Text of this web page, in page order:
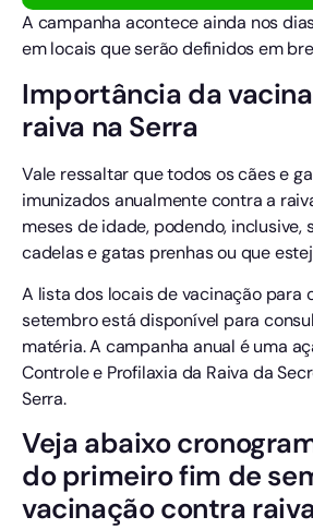
A campanha acontece ainda nos
em locais que serão definidos em
Importância da
raiva na Serra
Vale ressaltar que todos os cães e
imunizados anualmente contra a
meses de idade, podendo, inclusive,
cadelas e gatas prenhas ou que
A lista dos locais de vacinação para
setembro está disponível para
matéria. A campanha anual é uma
Controle e Profilaxia da Raiva da
Serra.
Veja abaixo
do primeiro fim de
vacinação contra